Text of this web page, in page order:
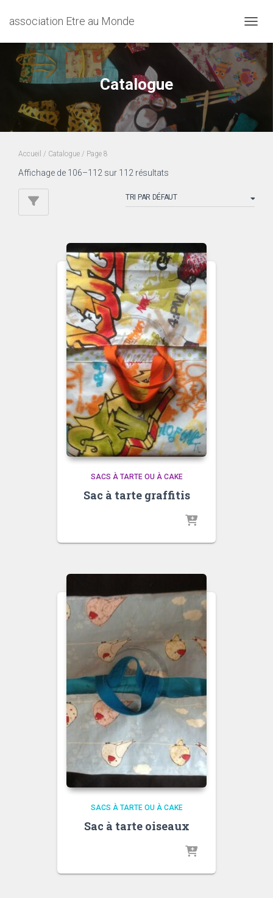
association Etre au Monde
Catalogue
Accueil / Catalogue / Page 8
Affichage de 106–112 sur 112 résultats
SACS À TARTE OU À CAKE
Sac à tarte graffitis
SACS À TARTE OU À CAKE
Sac à tarte oiseaux